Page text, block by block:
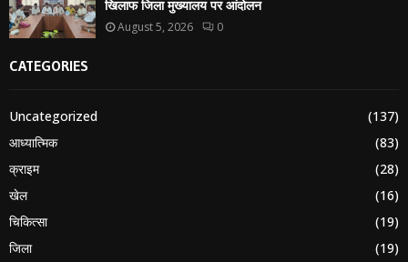
खिलाफ जिला मुख्यालय पर आंदोलन
August 5, 2026 0
CATEGORIES
Uncategorized
(137)
आध्यात्मिक
(83)
क्राइम
(28)
खेल
(16)
चिकित्सा
(19)
जिला
(19)